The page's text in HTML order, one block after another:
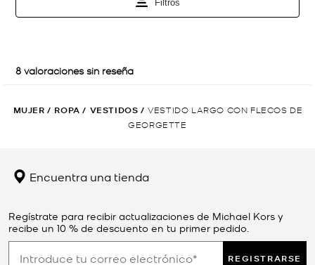
MUJER / ROPA / VESTIDOS / VESTIDO LARGO CON FLECOS DE
GEORGETTE
Encuentra una tienda
Regístrate para recibir actualizaciones de Michael Kors y
recibe un 10 % de descuento en tu primer pedido.
REGISTRARSE